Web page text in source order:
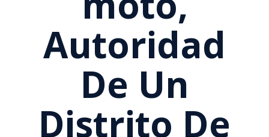
Autoridad
De Un
Distrito De